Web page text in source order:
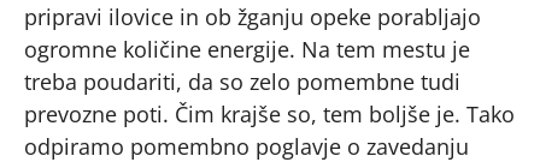
pripravi ilovice in ob žganju opeke porabljajo
ogromne količine energije. Na tem mestu je
treba poudariti, da so zelo pomembne tudi
prevozne poti. Čim krajše so, tem boljše je. Tako
odpiramo pomembno poglavje o zavedanju